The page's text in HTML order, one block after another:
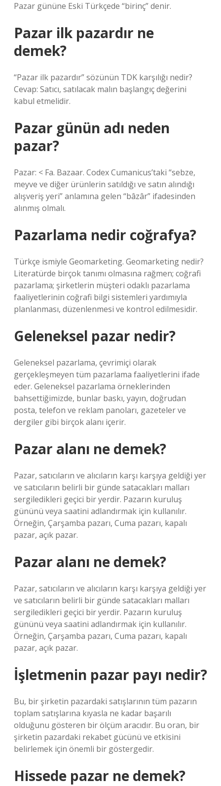
Pazar gününe Eski Türkçede “birinç” denir.
Pazar ilk pazardır ne
demek?
“Pazar ilk pazardır” sözünün TDK karşılığı nedir?
Cevap: Satıcı, satılacak malın başlangıç ​​değerini
kabul etmelidir.
Pazar günün adı neden
pazar?
Pazar: < Fa. Bazaar. Codex Cumanicus’taki “sebze,
meyve ve diğer ürünlerin satıldığı ve satın alındığı
alışveriş yeri” anlamına gelen “bâzâr” ifadesinden
alınmış olmalı.
Pazarlama nedir coğrafya?
Türkçe ismiyle Geomarketing. Geomarketing nedir?
Literatürde birçok tanımı olmasına rağmen; coğrafi
pazarlama; şirketlerin müşteri odaklı pazarlama
faaliyetlerinin coğrafi bilgi sistemleri yardımıyla
planlanması, düzenlenmesi ve kontrol edilmesidir.
Geleneksel pazar nedir?
Geleneksel pazarlama, çevrimiçi olarak
gerçekleşmeyen tüm pazarlama faaliyetlerini ifade
eder. Geleneksel pazarlama örneklerinden
bahsettiğimizde, bunlar baskı, yayın, doğrudan
posta, telefon ve reklam panoları, gazeteler ve
dergiler gibi birçok alanı içerir.
Pazar alanı ne demek?
Pazar, satıcıların ve alıcıların karşı karşıya geldiği yer
ve satıcıların belirli bir günde satacakları malları
sergiledikleri geçici bir yerdir. Pazarın kuruluş
gününü veya saatini adlandırmak için kullanılır.
Örneğin, Çarşamba pazarı, Cuma pazarı, kapalı
pazar, açık pazar.
Pazar alanı ne demek?
Pazar, satıcıların ve alıcıların karşı karşıya geldiği yer
ve satıcıların belirli bir günde satacakları malları
sergiledikleri geçici bir yerdir. Pazarın kuruluş
gününü veya saatini adlandırmak için kullanılır.
Örneğin, Çarşamba pazarı, Cuma pazarı, kapalı
pazar, açık pazar.
İşletmenin pazar payı nedir?
Bu, bir şirketin pazardaki satışlarının tüm pazarın
toplam satışlarına kıyasla ne kadar başarılı
olduğunu gösteren bir ölçüm aracıdır. Bu oran, bir
şirketin pazardaki rekabet gücünü ve etkisini
belirlemek için önemli bir göstergedir.
Hissede pazar ne demek?